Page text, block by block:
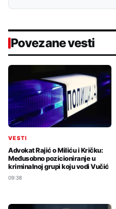
Povezane vesti
VESTI
Advokat Rajić o Miliću i Kričku:
Međusobno pozicioniranje u
kriminalnoj grupi koju vodi Vučić
09:38